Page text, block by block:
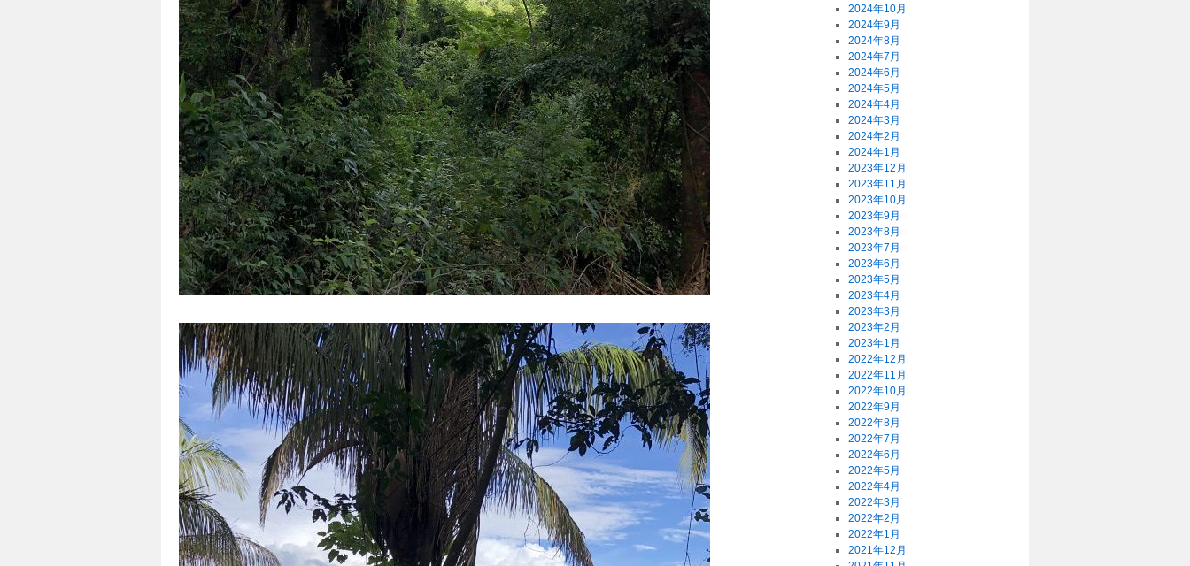
2024年10月
2024年9月
2024年8月
2024年7月
2024年6月
2024年5月
2024年4月
2024年3月
2024年2月
2024年1月
2023年12月
2023年11月
2023年10月
2023年9月
2023年8月
2023年7月
2023年6月
2023年5月
2023年4月
2023年3月
2023年2月
2023年1月
2022年12月
2022年11月
2022年10月
2022年9月
2022年8月
2022年7月
2022年6月
2022年5月
2022年4月
2022年3月
2022年2月
2022年1月
2021年12月